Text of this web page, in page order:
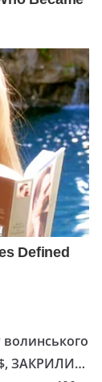
волинського
$, ЗАКРИЛИ…